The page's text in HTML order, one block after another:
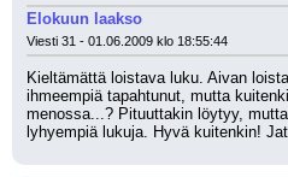
Elokuun laakso
Viesti 31 - 01.06.2009 klo 18:55:44
Kieltämättä loistava luku. Aivan
ihmeempiä tapahtunut, mutta
menossa...? Pituuttakin löytyy,
lyhyempiä lukuja. Hyvä kuitenkin!